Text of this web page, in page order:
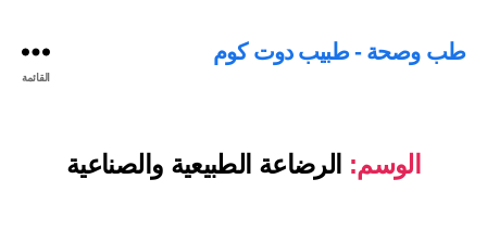
طب وصحة - طبيب دوت كوم
القائمة
الوسم: الرضاعة الطبيعية والصناعية